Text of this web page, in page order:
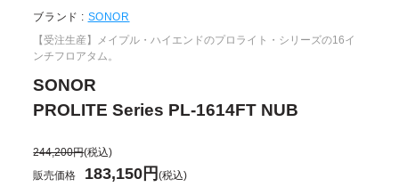
ブランド : SONOR
【受注生産】メイプル・ハイエンドのプロライト・シリーズの16イ
ンチフロアタム。
SONOR
PROLITE Series PL-1614FT NUB
244,200円(税込)
販売価格
183,150円(税込)